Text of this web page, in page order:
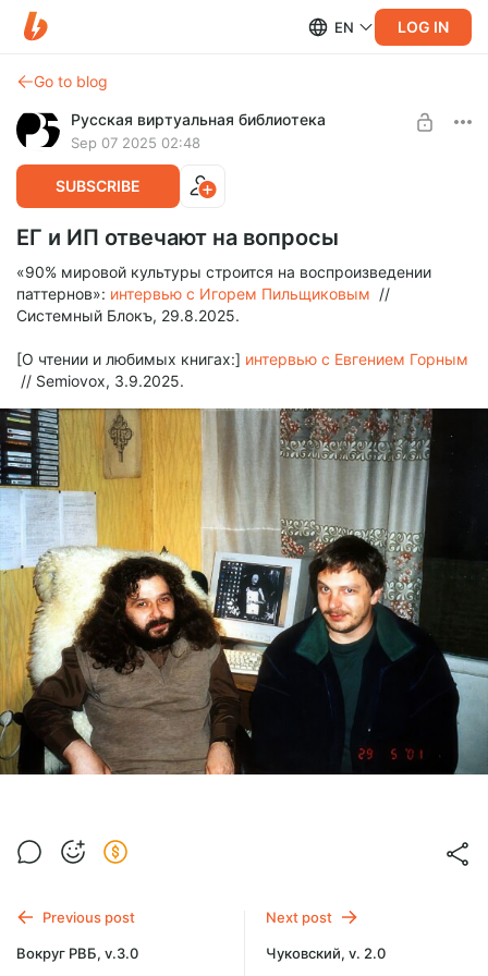
EN LOG IN
Go to blog
Русская виртуальная библиотека
Sep 07 2025 02:48
SUBSCRIBE
ЕГ и ИП отвечают на вопросы
«90% мировой культуры строится на воспроизведении
паттернов»: интервью с Игорем Пильщиковым //
Системный Блокъ, 29.8.2025.
[О чтении и любимых книгах:] интервью с Евгением Горным
// Semiovox, 3.9.2025.
Previous post
Вокруг РВБ, v.3.0
Next post
Чуковский, v. 2.0